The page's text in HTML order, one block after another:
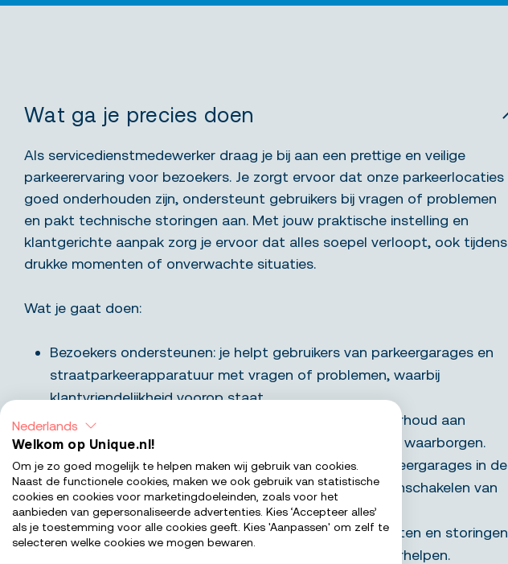
Wat ga je precies doen
Als servicedienstmedewerker draag je bij aan een prettige en veilige
parkeerervaring voor bezoekers. Je zorgt ervoor dat onze parkeerlocaties
goed onderhouden zijn, ondersteunt gebruikers bij vragen of problemen
en pakt technische storingen aan. Met jouw praktische instelling en
klantgerichte aanpak zorg je ervoor dat alles soepel verloopt, ook tijdens
drukke momenten of onverwachte situaties.
Wat je gaat doen:
Bezoekers ondersteunen: je helpt gebruikers van parkeergarages en
straatparkeerapparatuur met vragen of problemen, waarbij
klantvriendelijkheid voorop staat.
Technisch onderhoud uitvoeren: je verricht klein onderhoud aan
apparatuur en systemen om een optimale werking te waarborgen.
Toezien op veiligheid: je houdt de veiligheid in de parkeergarages in de
gaten en handelt adequaat bij incidenten, zoals het inschakelen van
hulpdiensten indien nodig.
Storingen opsporen en oplossen: je analyseert defecten en storingen
en onderneemt actie om deze snel en effectief te verhelpen.
Nederlands
Welkom op Unique.nl!
Om je zo goed mogelijk te helpen maken wij gebruik van cookies.
Naast de functionele cookies, maken we ook gebruik van statistische
cookies en cookies voor marketingdoeleinden, zoals voor het
aanbieden van gepersonaliseerde advertenties. Kies ‘Accepteer alles’
als je toestemming voor alle cookies geeft. Kies 'Aanpassen' om zelf te
selecteren welke cookies we mogen bewaren.